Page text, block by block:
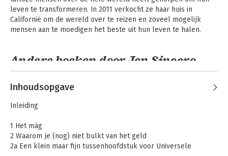
leven te transformeren. In 2011 verkocht ze haar huis in
Californië om de wereld over te reizen en zoveel mogelijk
mensen aan te moedigen het beste uit hun leven te halen.
Andere boeken door Jen Sincero
Inhoudsopgave
Inleiding
1 Het mág
2 Waarom je (nog) niet bulkt van het geld
2a Een klein maar fijn tussenhoofdstuk voor Universele